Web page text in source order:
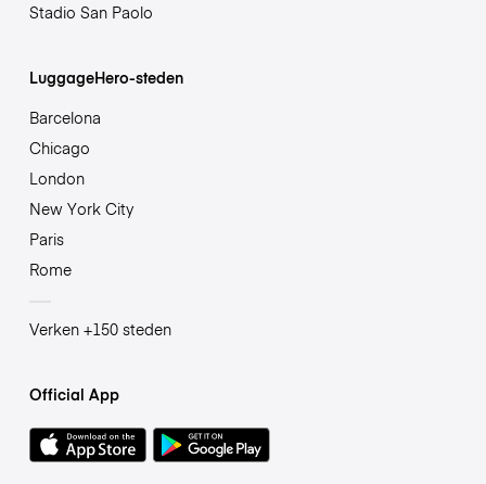
Stadio San Paolo
LuggageHero-steden
Barcelona
Chicago
London
New York City
Paris
Rome
Verken +150 steden
Official App